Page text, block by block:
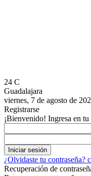
24 C
Guadalajara
viernes, 7 de agosto de
Registrarse
¡Bienvenido! Ingresa en tu
¿Olvidaste tu contraseña?
Recuperación de